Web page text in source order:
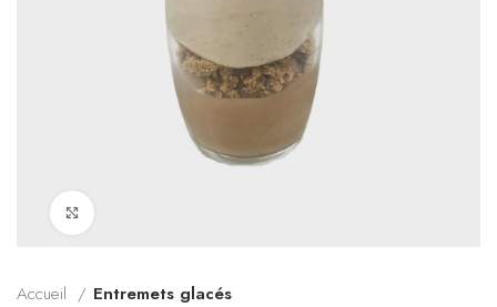
Accueil Entremets glacés